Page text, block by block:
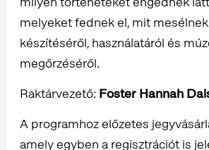
melyeket fednek el, mit
készítéséről, használatáról és
megőrzéséről.
Raktárvezető: Foster Hannah
A programhoz előzetes
amely egyben a regisztrációt is